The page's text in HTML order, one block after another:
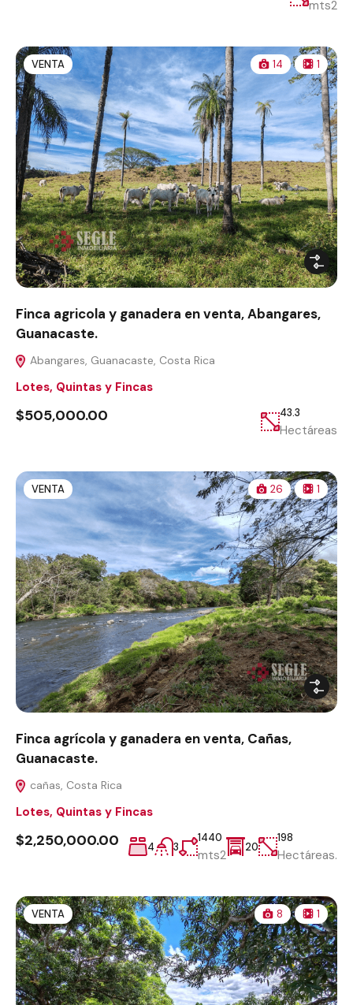
mts2
VENTA 14 1
Finca agricola y ganadera en venta, Abangares,
Guanacaste.
Abangares, Guanacaste, Costa Rica
Lotes, Quintas y Fincas
$505,000.00 43.3
Hectáreas
VENTA 26 1
Finca agrícola y ganadera en venta, Cañas,
Guanacaste.
cañas, Costa Rica
Lotes, Quintas y Fincas
$2,250,000.00 4 3
1440
mts2
20
198
Hectáreas.
VENTA 8 1